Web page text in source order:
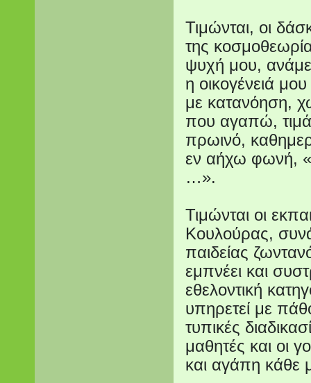
Τιμώνται, οι
της
ψυχή μου,
η οικογένειά
με κατανόηση,
που αγαπώ,
πρωινό,
εν αήχω φωνή,
…».
Τιμώνται οι
Κουλούρας,
παιδείας
εμπνέει και
εθελοντική
υπηρετεί με
τυπικές
μαθητές και οι
και αγάπη κάθε